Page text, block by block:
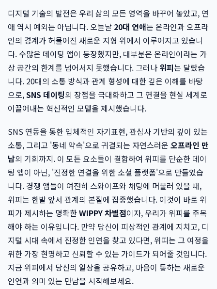
디지털 기술의 발전은 우리 삶의 모든 영역을 바꾸어 놓았고, 연
애 역시 예외는 아닙니다. 오늘날 20대 연애는 온라인과 오프라
인의 경계가 허물어진 새로운 지형 위에서 이루어지고 있습니
다. 수많은 데이팅 앱이 등장했지만, 대부분은 온라인이라는 가
상 공간의 한계를 넘어서지 못했습니다. 그러나 위피는 달랐습
니다. 20대의 소통 방식과 관계 형성에 대한 깊은 이해를 바탕
으로,SNS 데이팅의 장점을 극대화하고 그 연결을 현실 세계로
이끌어내는 혁신적인 모델을 제시했습니다.
SNS 연동을 통한 입체적인 자기표현, 관심사 기반의 깊이 있는
소통, 그리고 '동네 약속'으로 귀결되는 자연스러운 오프라인 만
남의 기회까지. 이 모든 요소들이 결합하여 위피를 단순한 데이
팅 앱이 아닌, '진정한 연결을 위한 소셜 플랫폼'으로 만들었습
니다. 경쟁 앱들이 여전히 스와이프와 채팅에 머물러 있을 때,
위피는 한발 앞서 관계의 본질에 집중했습니다. 이것이 바로 위
피가 제시하는 명확한WIPPY 차별점이자, 우리가 위피를 주목
해야 하는 이유입니다. 만약 당신이 피상적인 관계에 지치고, 디
지털 시대 속에서 진정한 인연을 찾고 있다면, 위피는 그 여정을
위한 가장 현명하고 신뢰할 수 있는 가이드가 되어줄 것입니다.
지금 위피에서 당신의 일상을 공유하고, 마음이 통하는 새로운
인연과 의미 있는 만남을 시작해보세요.